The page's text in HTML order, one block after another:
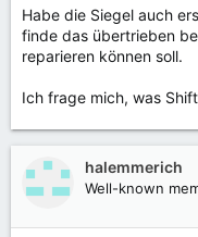
n
:
Habe die Siegel auch
finde das übertrieben
reparieren können soll.
Ich frage mich, was
halemmerich
Well-known